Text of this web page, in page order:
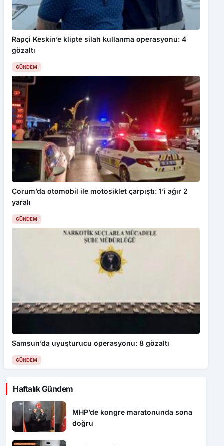
Rapçi Keskin’e klipte silah kullanma operasyonu: 4
gözaltı
GÜNDEM
Çorum’da otomobil ile motosiklet çarpıştı: 1’i ağır 2
yaralı
GÜNDEM
Samsun’da uyuşturucu operasyonu: 8 gözaltı
GÜNDEM
Haftalık Gündem
MHP’de kongre maratonunda sona
doğru